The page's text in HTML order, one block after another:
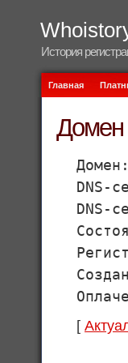
История
Главная
Домен
Домен:
DNS-
DNS-
[